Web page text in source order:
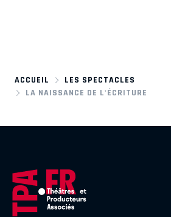
ACCUEIL
LES SPECTACLES
LA NAISSANCE DE L'ÉCRITURE